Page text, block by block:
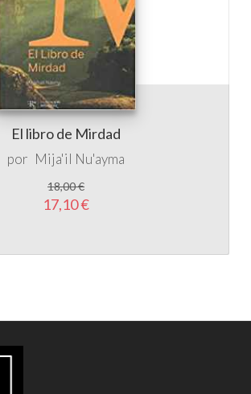
El libro de Mirdad
por Mija'il Nu'ayma
18,00 €
17,10 €